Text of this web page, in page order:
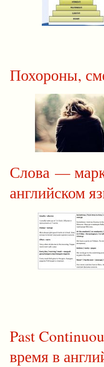
Похороны,
Слова —
английском
Past
время в